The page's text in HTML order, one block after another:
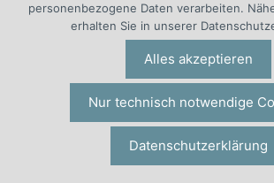
Beschaffungsstrategie
IT-Strategie
personenbezogene Daten verarbeiten.
erhalten Sie in unserer
Alles akzeptieren
Nur technisch notwendige
Datenschutzerklärung